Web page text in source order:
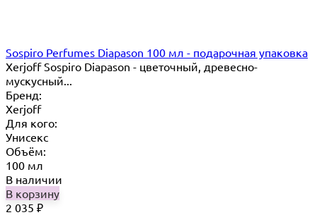
Sospiro Perfumes Diapason 100 мл - подарочная упаковка
Xerjoff Sospiro Diapason - цветочный, древесно-
мускусный...
Бренд:
Xerjoff
Для кого:
Унисекс
Объём:
100 мл
В наличии
В корзину
2 035 ₽